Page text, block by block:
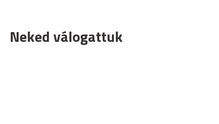
Neked válogattuk